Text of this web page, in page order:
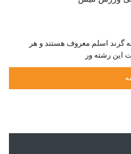
گرند اسلم معروف هستند و هر
این رشته ور